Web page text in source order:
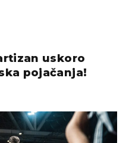
uskoro
pojačanja!